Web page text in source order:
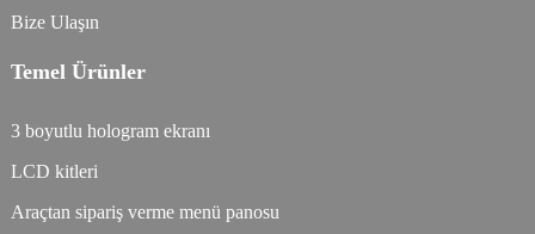
Bize Ulaşın
Temel Ürünler
3 boyutlu hologram ekranı
LCD kitleri
Araçtan sipariş verme menü panosu